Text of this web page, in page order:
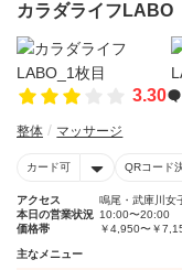
カラダライフLABO
3.30
整体 マッサージ
カード可 QRコード
アクセス
鳴尾・武庫川女
本日の営業状況 10:00〜20:00
価格帯
￥4,950〜￥
主なメニュー